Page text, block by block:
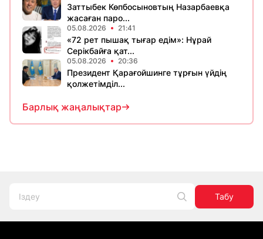
Заттыбек Көпбосыновтың Назарбаевқа
жасаған паро...
05.08.2026 21:41
«72 рет пышақ тығар едім»: Нұрай
Серікбайға қат...
05.08.2026 20:36
Президент Қарағойшинге тұрғын үйдің
қолжетімділ...
Барлық жаңалықтар
Табу